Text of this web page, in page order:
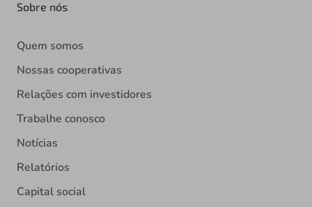
Sobre nós
Quem somos
Nossas cooperativas
Relações com investidores
Trabalhe conosco
Notícias
Relatórios
Capital social